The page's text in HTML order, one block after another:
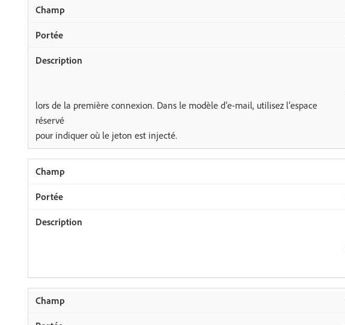
lors de la première connexion. Dans le modèle d’e-mail, utilisez l’espace
réservé
pour indiquer où le jeton est injecté.